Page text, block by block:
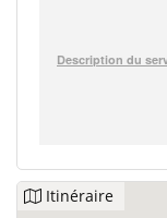
Itinéraire